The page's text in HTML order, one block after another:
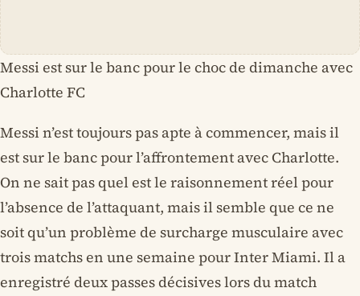
Messi est sur le banc pour le choc de dimanche avec
Charlotte FC
Messi n’est toujours pas apte à commencer, mais il
est sur le banc pour l’affrontement avec Charlotte.
On ne sait pas quel est le raisonnement réel pour
l’absence de l’attaquant, mais il semble que ce ne
soit qu’un problème de surcharge musculaire avec
trois matchs en une semaine pour Inter Miami. Il a
enregistré deux passes décisives lors du match